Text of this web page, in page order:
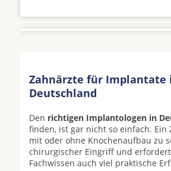
Zahnärzte für Implantate
Deutschland
Den richtigen Implantologen in
finden, ist gar nicht so einfach. Ein
mit oder ohne Knochenaufbau zu
chirurgischer Eingriff und
Fachwissen auch viel praktische